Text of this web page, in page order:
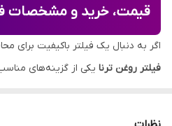
قیمت، خرید و مشخصات
اگر به دنبال یک فیلتر باکیفیت برای
فیلتر روغن ترنا یکی از گزینه‌های